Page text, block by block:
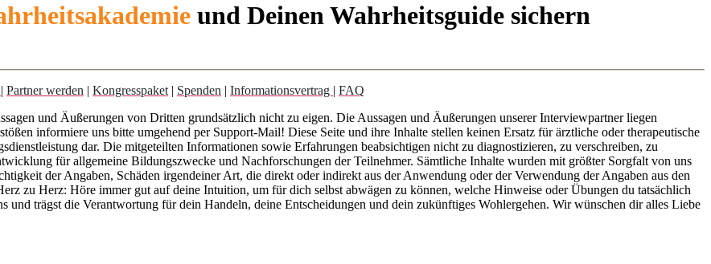
und Deinen Wahrheitsguide sichern
| Partner werden | Kongresspaket | Spenden | Informationsvertrag | FAQ
und Äußerungen von Dritten grundsätzlich nicht zu eigen. Die Aussagen und Äußerungen unserer Interviewpartner liegen
informiere uns bitte umgehend per Support-Mail! Diese Seite und ihre Inhalte stellen keinen Ersatz für ärztliche oder therapeutische
dar. Die mitgeteilten Informationen sowie Erfahrungen beabsichtigen nicht zu diagnostizieren, zu verschreiben, zu
für allgemeine Bildungszwecke und Nachforschungen der Teilnehmer. Sämtliche Inhalte wurden mit größter Sorgfalt von uns
der Angaben, Schäden irgendeiner Art, die direkt oder indirekt aus der Anwendung oder der Verwendung der Angaben aus den
zu Herz: Höre immer gut auf deine Intuition, um für dich selbst abwägen zu können, welche Hinweise oder Übungen du tatsächlich
und trägst die Verantwortung für dein Handeln, deine Entscheidungen und dein zukünftiges Wohlergehen. Wir wünschen dir alles Liebe